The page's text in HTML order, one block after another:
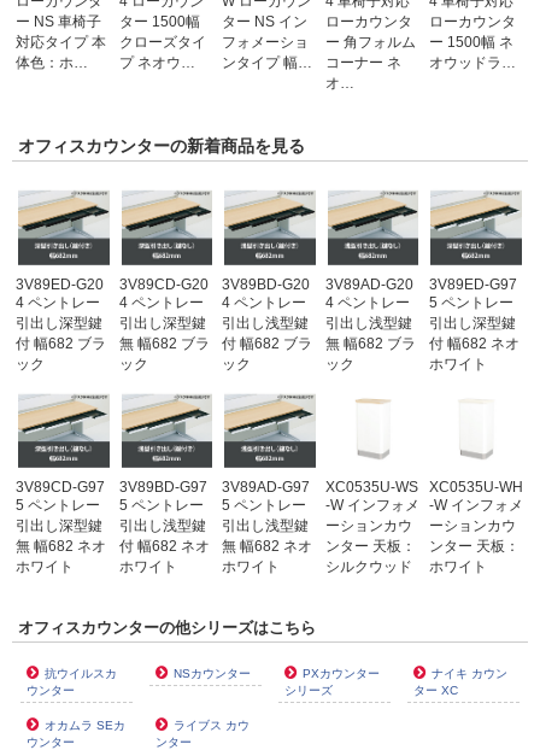
ー NS 車椅子
対応タイプ 本
体色：ホ…
ター 1500幅
クローズタイ
プ ネオウ…
ター NS イン
フォメーショ
ンタイプ 幅…
ローカウンタ
ー 角フォルム
コーナー ネ
オ…
ローカウンタ
ー 1500幅 ネ
オウッドラ…
オフィスカウンターの新着商品を見る
3V89ED-G20
4 ペントレー
引出し深型鍵
付 幅682 ブラ
ック
3V89CD-G20
4 ペントレー
引出し深型鍵
無 幅682 ブラ
ック
3V89BD-G20
4 ペントレー
引出し浅型鍵
付 幅682 ブラ
ック
3V89AD-G20
4 ペントレー
引出し浅型鍵
無 幅682 ブラ
ック
3V89ED-G97
5 ペントレー
引出し深型鍵
付 幅682 ネオ
ホワイト
3V89CD-G97
5 ペントレー
引出し深型鍵
無 幅682 ネオ
ホワイト
3V89BD-G97
5 ペントレー
引出し浅型鍵
付 幅682 ネオ
ホワイト
3V89AD-G97
5 ペントレー
引出し浅型鍵
無 幅682 ネオ
ホワイト
XC0535U-WS
-W インフォメ
ーションカウ
ンター 天板：
シルクウッド
XC0535U-WH
-W インフォメ
ーションカウ
ンター 天板：
ホワイト
オフィスカウンターの他シリーズはこちら
抗ウイルスカ
ウンター
NSカウンター
PXカウンター
シリーズ
ナイキ カウン
ター XC
オカムラ SEカ
ウンター
ライブス カウ
ンター